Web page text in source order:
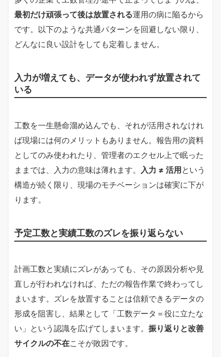
最初だけ頑張って後は放置される運用の病に陥るから
です。以下のような共通パターンを回避しない限り、
どんなに良い設計をしても定着しません。
入力が増えても、データが使われず放置されて
いる
工数を一生懸命溜め込んでも、それが活用されなけれ
ば現場には何のメリットもありません。報告用の資料
としてのみ使われたり、管理者のエクセル上で眠った
ままでは、入力の意味は薄れます。 入力 ≠ 活用 という
構造が続く限り、現場のモチベーションは確実に下が
ります。
予定工数と実績工数のズレを振り返らない
計画工数と実績にズレがあっても、その原因分析や見
直しが行われなければ、ただの報告作業で終わってし
まいます。ズレを放置することは信頼できるデータの
形成を阻害し、結果として「工数データ＝役に立たな
い」という認識を広げてしまいます。 振り返りと改善
サイクルの不在こそが敗因です。